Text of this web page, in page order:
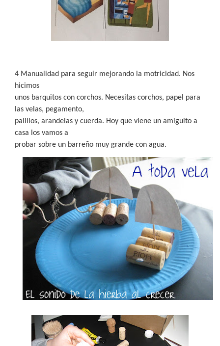
4 Manualidad para seguir mejorando la motricidad. Nos
hicimos
unos barquitos con corchos. Necesitas corchos, papel para
las velas, pegamento,
palillos, arandelas y cuerda. Hoy que viene un amiguito a
casa los vamos a
probar sobre un barreño muy grande con agua.